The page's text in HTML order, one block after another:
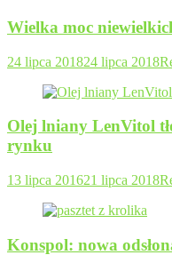
Wielka moc
24 lipca 201824 lipca 2018
Olej lniany LenVitol
rynku
13 lipca 201621 lipca 2018
Konspol: nowa